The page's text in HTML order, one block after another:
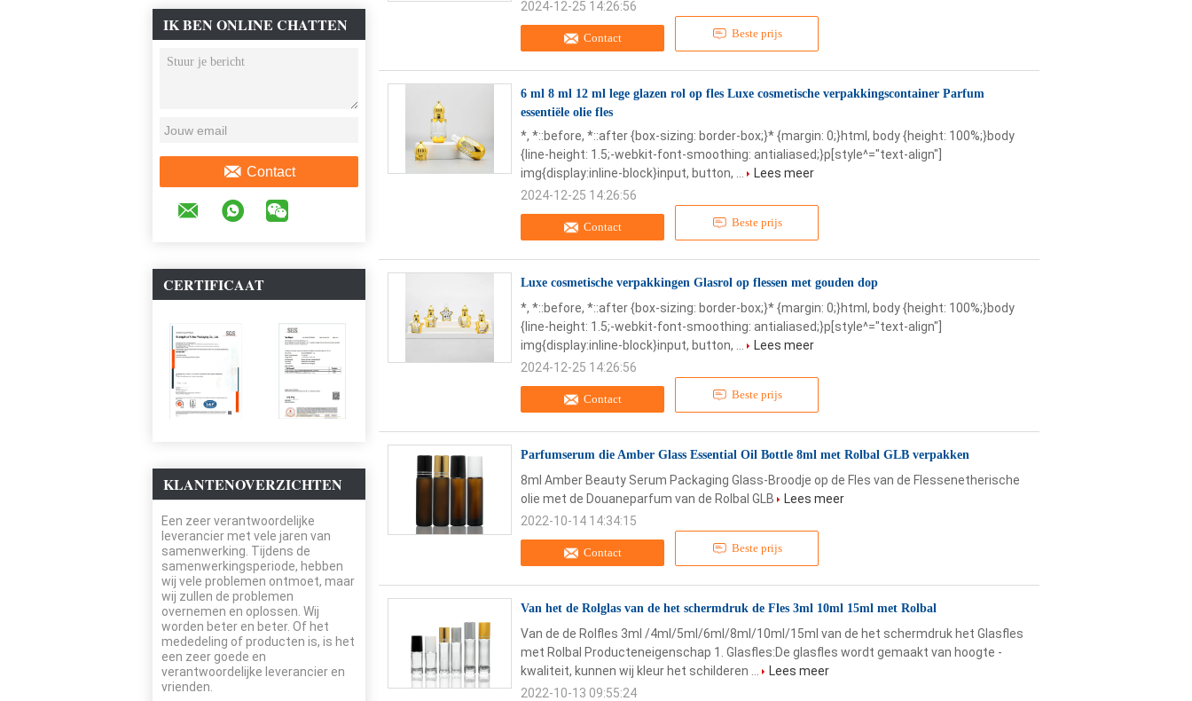
IK BEN ONLINE CHATTEN
NU
Contact
CERTIFICAAT
KLANTENOVERZICHTEN
Een zeer verantwoordelijke
leverancier met vele jaren van
samenwerking. Tijdens de
samenwerkingsperiode, hebben
wij vele problemen ontmoet, maar
wij zullen de problemen
overnemen en oplossen. Wij
worden beter en beter. Of het
mededeling of producten is, is het
een zeer goede en
verantwoordelijke leverancier en
vrienden.
Contact Beste prijs
2024-12-25 14:26:56
6 ml 8 ml 12 ml lege glazen rol op fles Luxe cosmetische verpakkingscontainer Parfum
essentiële olie fles
Contact Beste prijs
*, *::before, *::after {box-sizing: border-box;}* {margin: 0;}html, body {height: 100%;}body
{line-height: 1.5;-webkit-font-smoothing: antialiased;}p[style^="text-align"]
img{display:inline-block}input, button, ...
Lees meer
2024-12-25 14:26:56
Luxe cosmetische verpakkingen Glasrol op flessen met gouden dop
Contact Beste prijs
*, *::before, *::after {box-sizing: border-box;}* {margin: 0;}html, body {height: 100%;}body
{line-height: 1.5;-webkit-font-smoothing: antialiased;}p[style^="text-align"]
img{display:inline-block}input, button, ...
Lees meer
2024-12-25 14:26:56
Parfumserum die Amber Glass Essential Oil Bottle 8ml met Rolbal GLB verpakken
Contact Beste prijs
8ml Amber Beauty Serum Packaging Glass-Broodje op de Fles van de Flessenetherische
olie met de Douaneparfum van de Rolbal GLB
Lees meer
2022-10-14 14:34:15
Van het de Rolglas van de het schermdruk de Fles 3ml 10ml 15ml met Rolbal
Van de de Rolfles 3ml /4ml/5ml/6ml/8ml/10ml/15ml van de het schermdruk het Glasfles
met Rolbal Producteneigenschap 1. Glasfles:De glasfles wordt gemaakt van hoogte -
kwaliteit, kunnen wij kleur het schilderen ...
Lees meer
2022-10-13 09:55:24